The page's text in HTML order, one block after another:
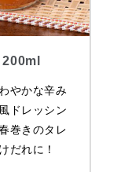
やかな辛み
ドレッシン
巻きのタレ
だれに！